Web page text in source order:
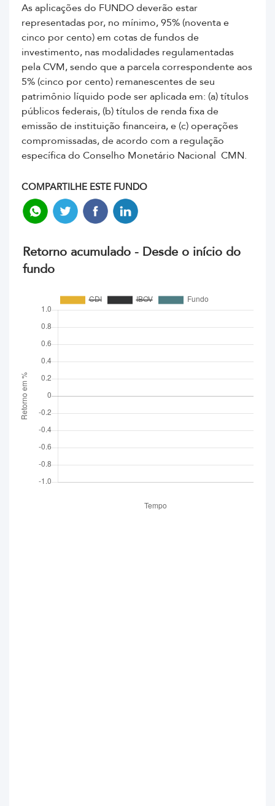
As aplicações do FUNDO deverão estar
representadas por, no mínimo, 95% (noventa e
cinco por cento) em cotas de fundos de
investimento, nas modalidades regulamentadas
pela CVM, sendo que a parcela correspondente aos
5% (cinco por cento) remanescentes de seu
patrimônio líquido pode ser aplicada em: (a) títulos
públicos federais, (b) títulos de renda fixa de
emissão de instituição financeira, e (c) operações
compromissadas, de acordo com a regulação
específica do Conselho Monetário Nacional  CMN.
COMPARTILHE ESTE FUNDO
Retorno acumulado - Desde o início do
fundo